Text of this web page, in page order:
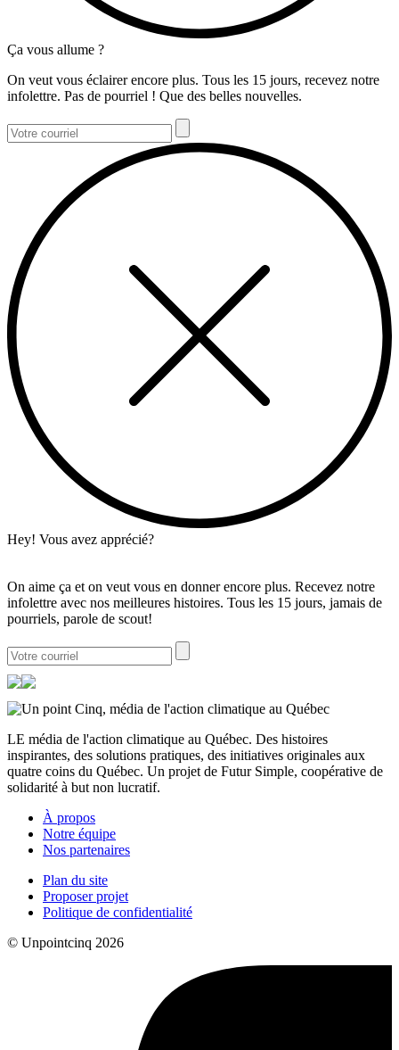
Ça vous allume ?
On veut vous éclairer encore plus. Tous les 15 jours, recevez notre
infolettre. Pas de pourriel ! Que des belles nouvelles.
Hey! Vous avez apprécié?
On aime ça et on veut vous en donner encore plus. Recevez notre
infolettre avec nos meilleures histoires. Tous les 15 jours, jamais de
pourriels, parole de scout!
LE média de l'action climatique au Québec. Des histoires
inspirantes, des solutions pratiques, des initiatives originales aux
quatre coins du Québec. Un projet de Futur Simple, coopérative de
solidarité à but non lucratif.
À propos
Notre équipe
Nos partenaires
Plan du site
Proposer projet
Politique de confidentialité
© Unpointcinq 2026